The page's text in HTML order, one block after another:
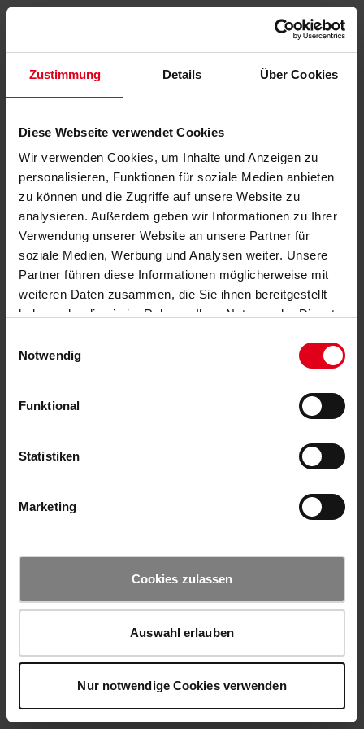
Zustimmung Details Über Cookies
Diese Webseite verwendet Cookies
Wir verwenden Cookies, um Inhalte und Anzeigen zu
personalisieren, Funktionen für soziale Medien anbieten
zu können und die Zugriffe auf unsere Website zu
analysieren. Außerdem geben wir Informationen zu Ihrer
Verwendung unserer Website an unsere Partner für
soziale Medien, Werbung und Analysen weiter. Unsere
Partner führen diese Informationen möglicherweise mit
weiteren Daten zusammen, die Sie ihnen bereitgestellt
haben oder die sie im Rahmen Ihrer Nutzung der Dienste
Notwendig
Funktional
Statistiken
Marketing
Cookies zulassen
Auswahl erlauben
Nur notwendige Cookies verwenden